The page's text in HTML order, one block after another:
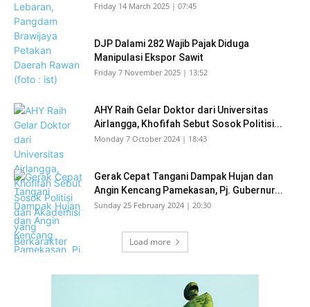
Friday 14 March 2025 | 07:45
DJP Dalami 282 Wajib Pajak Diduga
Manipulasi Ekspor Sawit
Friday 7 November 2025 | 13:52
AHY Raih Gelar Doktor dari Universitas
Airlangga, Khofifah Sebut Sosok Politisi...
Monday 7 October 2024 | 18:43
Gerak Cepat Tangani Dampak Hujan dan
Angin Kencang Pamekasan, Pj. Gubernur...
Sunday 25 February 2024 | 20:30
Load more